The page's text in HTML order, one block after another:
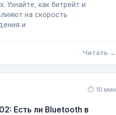
Узнайте, как битрейт и
на скорость
и
Читать →
⏱ 10 мин
Есть ли Bluetooth в